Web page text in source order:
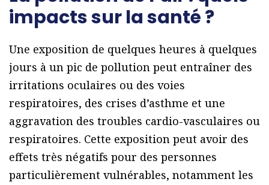
impacts sur la santé ?
Une exposition de quelques heures à quelques
jours à un pic de pollution peut entraîner des
irritations oculaires ou des voies
respiratoires, des crises d’asthme et une
aggravation des troubles cardio-vasculaires ou
respiratoires. Cette exposition peut avoir des
effets très négatifs pour des personnes
particulièrement vulnérables, notamment les